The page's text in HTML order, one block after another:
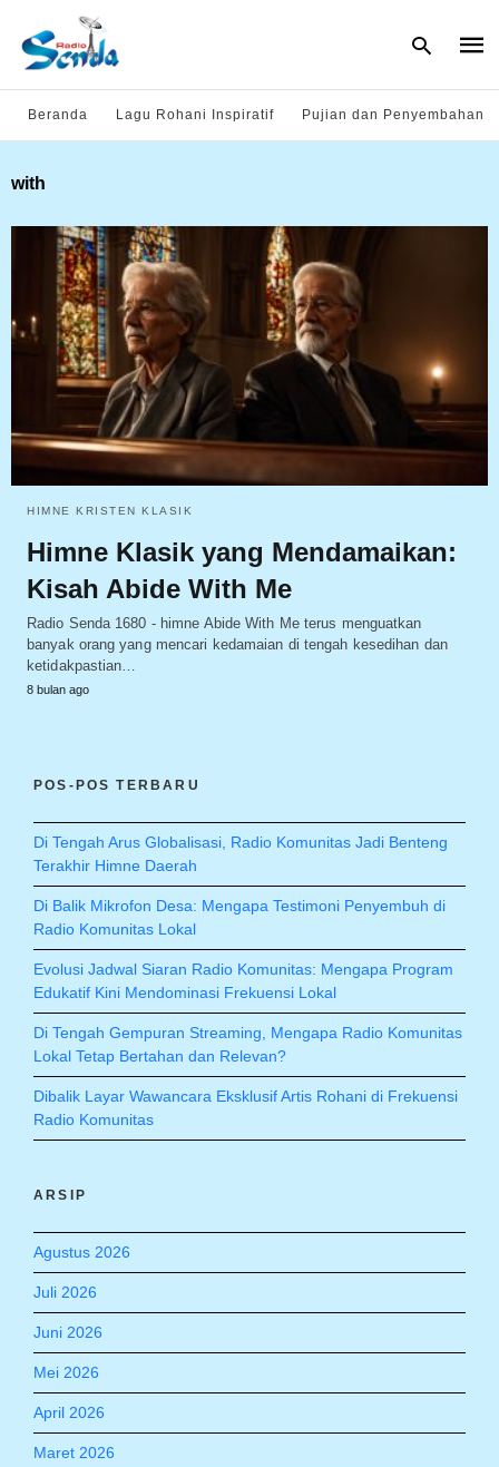
Beranda Lagu Rohani Inspiratif Pujian dan Penyembahan
with
HIMNE KRISTEN KLASIK
Himne Klasik yang Mendamaikan:
Kisah Abide With Me
Radio Senda 1680 - himne Abide With Me terus menguatkan
banyak orang yang mencari kedamaian di tengah kesedihan dan
ketidakpastian…
8 bulan ago
POS-POS TERBARU
Di Tengah Arus Globalisasi, Radio Komunitas Jadi Benteng
Terakhir Himne Daerah
Di Balik Mikrofon Desa: Mengapa Testimoni Penyembuh di
Radio Komunitas Lokal
Evolusi Jadwal Siaran Radio Komunitas: Mengapa Program
Edukatif Kini Mendominasi Frekuensi Lokal
Di Tengah Gempuran Streaming, Mengapa Radio Komunitas
Lokal Tetap Bertahan dan Relevan?
Dibalik Layar Wawancara Eksklusif Artis Rohani di Frekuensi
Radio Komunitas
ARSIP
Agustus 2026
Juli 2026
Juni 2026
Mei 2026
April 2026
Maret 2026